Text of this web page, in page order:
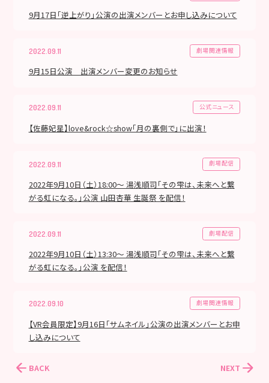
9月17日「逆上がり」公演の出演メンバーとお申し込みについて
2022.09.11 劇場関連情報
9月15日公演 出演メンバー変更のお知らせ
2022.09.11 公式ニュース
【佐藤妃星】love&rock☆show「月の裏側で」に出演！
2022.09.11 劇場配信
2022年9月10日（土）18:00～ 湯浅順司「その雫は、未来へと繋
がる虹になる。」公演 山田杏華 生誕祭 を配信！
2022.09.11 劇場配信
2022年9月10日（土）13:30～ 湯浅順司「その雫は、未来へと繋
がる虹になる。」公演 を配信！
2022.09.10 劇場関連情報
【VR会員限定】9月16日「サムネイル」公演の出演メンバーとお申
し込みについて
BACK NEXT